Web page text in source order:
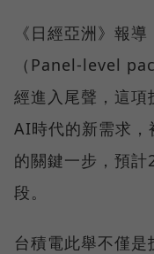
《日經亞洲》報
（Panel-level
經進入尾聲，這項
AI時代的新需求，
的關鍵一步，預
段。
台積電此舉不僅